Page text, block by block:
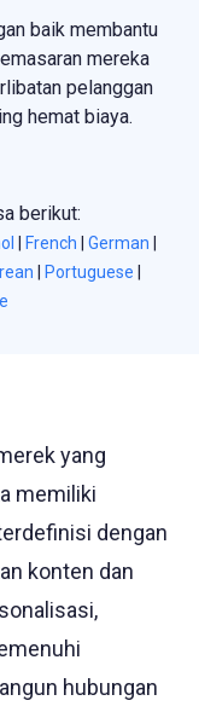
baik membantu
mereka
pelanggan
hemat biaya.
berikut:
French German
Portuguese
yang
memiliki
dengan
konten dan
hubungan